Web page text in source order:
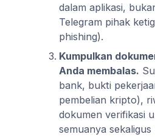
dalam aplikasi,
Telegram pihak
phishing).
Kumpulkan
Anda membalas.
bank, bukti
pembelian kripto),
dokumen verifikasi
semuanya